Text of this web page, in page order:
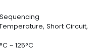
Short Circuit,
~ 125°C